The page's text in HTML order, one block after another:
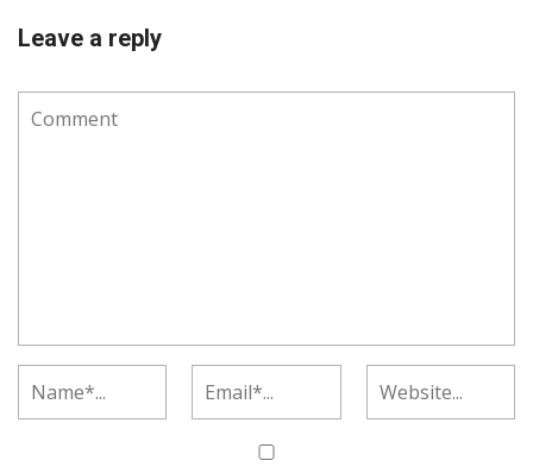
Leave a reply